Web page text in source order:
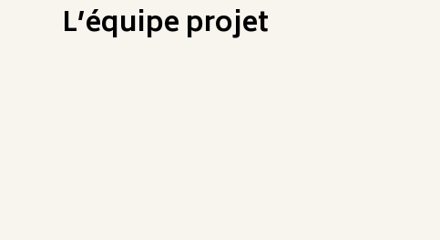
L’équipe projet